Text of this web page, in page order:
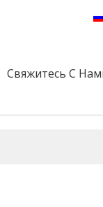
Свяжитесь С